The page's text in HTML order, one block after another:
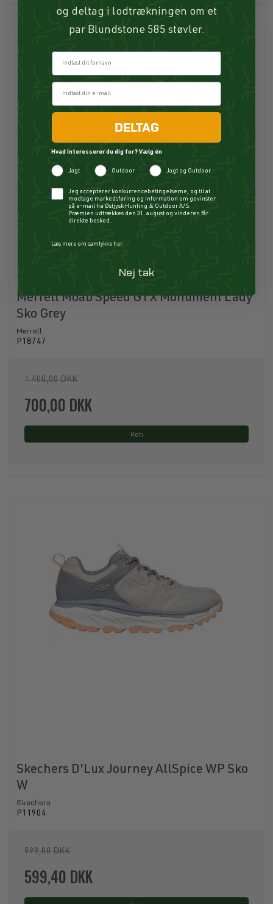
Merrell Moab Speed GTX Monument Lady
Sko Grey
Merrell
P18747
1.400,00 DKK
700,00 DKK
Køb
Skechers D'Lux Journey AllSpice WP Sko
W
Skechers
P11904
999,00 DKK
599,40 DKK
og deltag i lodtrækningen om et
par Blundstone 585 støvler.
Fornavn
DELTAG
Hvad interesserer du dig for? Vælg én
Jagt Outdoor Jagt og Outdoor
CheckboxJeg accepterer konkurrencebetingelserne, og til at
modtage markedsføring og information om gevinster
på e-mail fra Østjysk Hunting & Outdoor A/S.
Præmien udtrækkes den 31. august og vinderen får
direkte besked.
Læs mere om samtykke her
Nej tak